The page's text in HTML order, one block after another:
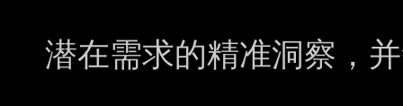
潜在需求的精准洞察，